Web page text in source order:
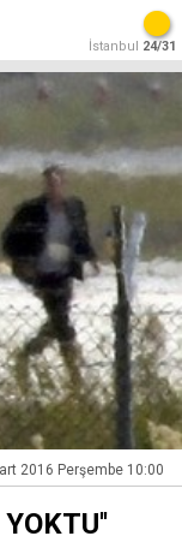
İstanbul 24/31
2016 Perşembe 10:00